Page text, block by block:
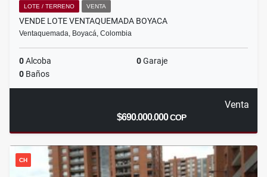
LOTE / TERRENO VENTA
VENDE LOTE VENTAQUEMADA BOYACA
Ventaquemada, Boyacá, Colombia
0Alcoba 0Garaje
0 Baños
Venta
$690.000.000COP
CH